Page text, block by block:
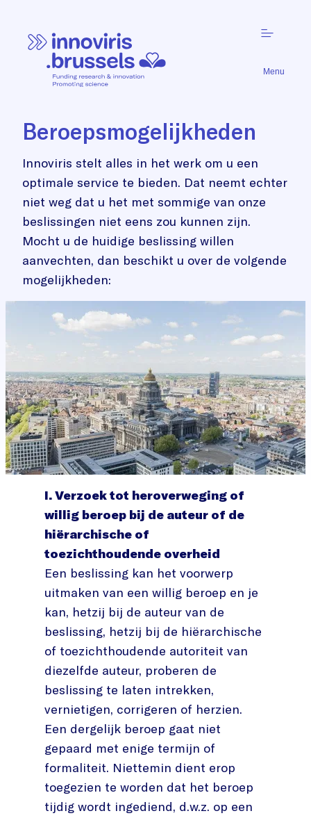
Menu
Beroepsmogelijkheden
Innoviris stelt alles in het werk om u een
optimale service te bieden. Dat neemt echter
niet weg dat u het met sommige van onze
beslissingen niet eens zou kunnen zijn.
Mocht u de huidige beslissing willen
aanvechten, dan beschikt u over de volgende
mogelijkheden:
I. Verzoek tot heroverweging of
willig beroep bij de auteur of de
hiërarchische of
toezichthoudende overheid
Een beslissing kan het voorwerp
uitmaken van een willig beroep en je
kan, hetzij bij de auteur van de
beslissing, hetzij bij de hiërarchische
of toezichthoudende autoriteit van
diezelfde auteur, proberen de
beslissing te laten intrekken,
vernietigen, corrigeren of herzien.
Een dergelijk beroep gaat niet
gepaard met enige termijn of
formaliteit. Niettemin dient erop
toegezien te worden dat het beroep
tijdig wordt ingediend, d.w.z. op een